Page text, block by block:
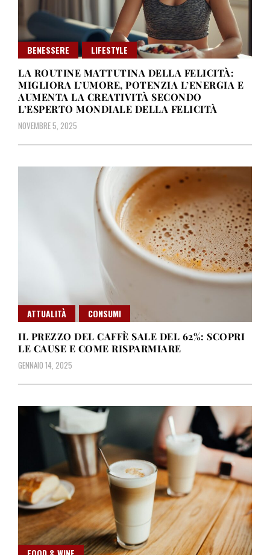
BENESSERE
LIFESTYLE
LA ROUTINE MATTUTINA DELLA FELICITÀ:
MIGLIORA L’UMORE, POTENZIA L’ENERGIA E
AUMENTA LA CREATIVITÀ SECONDO
L’ESPERTO MONDIALE DELLA FELICITÀ
NOVEMBRE 5, 2025
ATTUALITÀ
CONSUMI
IL PREZZO DEL CAFFÈ SALE DEL 62%: SCOPRI
LE CAUSE E COME RISPARMIARE
GENNAIO 14, 2025